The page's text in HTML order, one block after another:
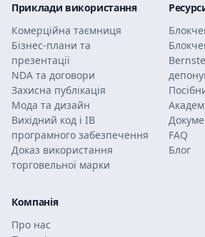
Приклади використання
Комерційна таємниця
Бізнес-плани та
презентації
NDA та договори
Захисна публікація
Мода та дизайн
Вихідний код і ІВ
програмного забезпечення
Доказ використання
торговельної марки
FAQ
Блог
Компанія
Про нас